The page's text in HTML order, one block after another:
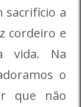
sacrifício a
cordeiro e
vida. Na
o
que não